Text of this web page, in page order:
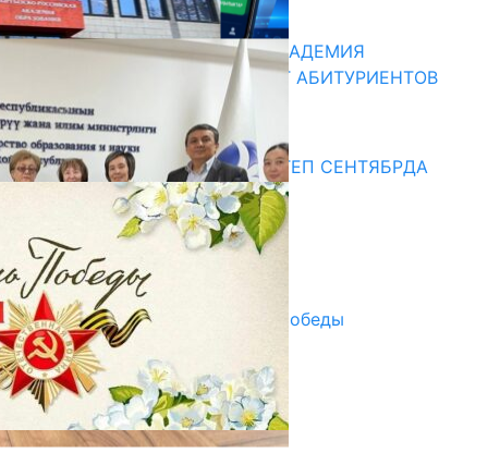
13.07.2026
КЫРГЫЗКО-РОССИЙСКАЯ АКАДЕМИЯ
ОБРАЗОВАНИЯ ПРИГЛАШАЕТ АБИТУРИЕНТОВ
10.07.2026
Медиа
СУЗАКТА 750 ОРУНДУУ МЕКТЕП СЕНТЯБРДА
ПАЙДАЛАНУУГА БЕРИЛЕТ
07.08.2025
Улуу Жеңиштин жандуу сөзү
29.04.2025
Награды в преддверии Дня Победы
29.04.2025